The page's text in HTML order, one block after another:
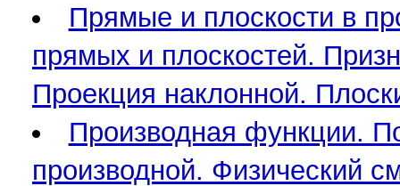
Прямые и плоскости в
прямых и плоскостей.
Проекция наклонной.
Производная функции.
производной. Физический